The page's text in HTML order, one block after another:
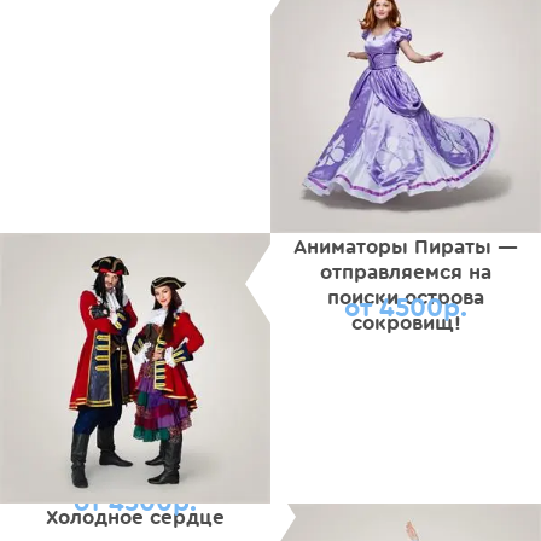
Аниматоры Пираты —
отправляемся на
поиски острова
сокровищ!
от 4500р.
Холодное сердце
от 4500р.